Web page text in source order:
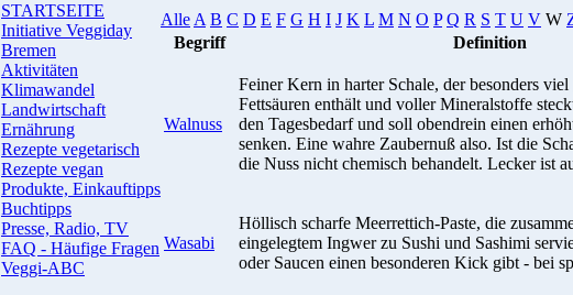
STARTSEITE
Initiative Veggiday
Bremen
Aktivitäten
Klimawandel
Landwirtschaft
Ernährung
Rezepte vegetarisch
Rezepte vegan
Produkte, Einkauftipps
Buchtipps
Presse, Radio, TV
FAQ - Häufige Fragen
Veggi-ABC
Alle A B C D E F G H I J K L M N O P Q R S T U V W
Begriff
Definition
Walnuss
Feiner Kern in harter Schale, der besonders
Fettsäuren enthält und voller Mineralstoffe
den Tagesbedarf und soll obendrein einen
senken. Eine wahre Zaubernuß also. Ist die
die Nuss nicht chemisch behandelt. Lecker ist
Wasabi
Höllisch scharfe Meerrettich-Paste, die
eingelegtem Ingwer zu Sushi und Sashimi
oder Saucen einen besonderen Kick gibt - bei